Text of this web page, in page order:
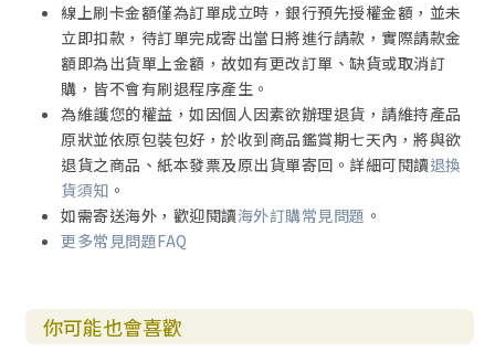
線上刷卡金額僅為訂單成立時，銀行預先授權金額，並未
立即扣款，待訂單完成寄出當日將進行請款，實際請款金
額即為出貨單上金額，故如有更改訂單、缺貨或取消訂
購，皆不會有刷退程序產生。
為維護您的權益，如因個人因素欲辦理退貨，請維持產品
原狀並依原包裝包好，於收到商品鑑賞期七天內，將與欲
退貨之商品、紙本發票及原出貨單寄回。詳細可閱讀退換
貨須知 。
如需寄送海外，歡迎閱讀海外訂購常見問題 。
更多常見問題FAQ
你可能也會喜歡